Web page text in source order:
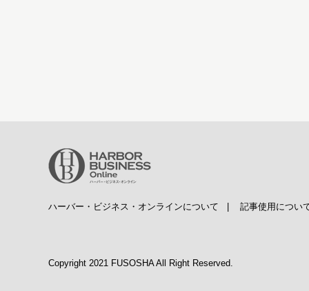
ハーバー・ビジネス・オンラインについて 記事使用につい
Copyright 2021 FUSOSHA All Right Reserved.